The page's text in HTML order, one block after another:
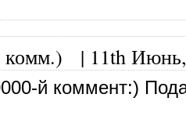
комм.) | 11th
й коммент:)